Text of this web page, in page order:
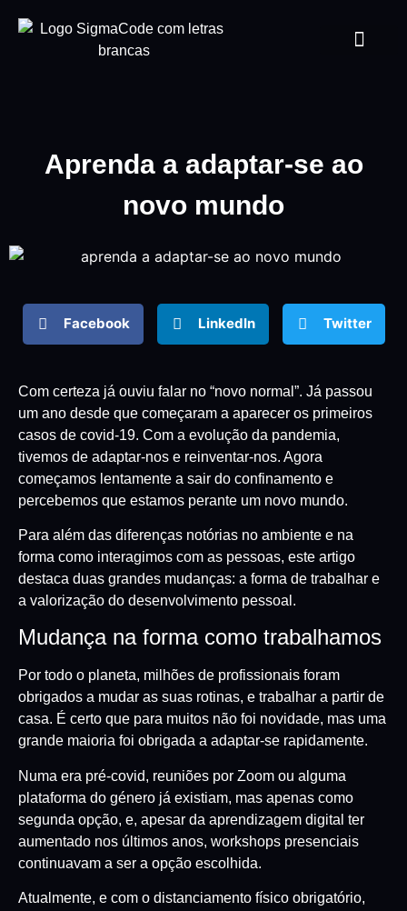
Aprenda a adaptar-se ao
novo mundo
Facebook LinkedIn Twitter
Com certeza já ouviu falar no “novo normal”. Já passou
um ano desde que começaram a aparecer os primeiros
casos de covid-19. Com a evolução da pandemia,
tivemos de adaptar-nos e reinventar-nos. Agora
começamos lentamente a sair do confinamento e
percebemos que estamos perante um novo mundo.
Para além das diferenças notórias no ambiente e na
forma como interagimos com as pessoas, este artigo
destaca duas grandes mudanças: a forma de trabalhar e
a valorização do desenvolvimento pessoal.
Mudança na forma como trabalhamos
Por todo o planeta, milhões de profissionais foram
obrigados a mudar as suas rotinas, e trabalhar a partir de
casa. É certo que para muitos não foi novidade, mas uma
grande maioria foi obrigada a adaptar-se rapidamente.
Numa era pré-covid, reuniões por Zoom ou alguma
plataforma do género já existiam, mas apenas como
segunda opção, e, apesar da aprendizagem digital ter
aumentado nos últimos anos, workshops presenciais
continuavam a ser a opção escolhida.
Atualmente, e com o distanciamento físico obrigatório,